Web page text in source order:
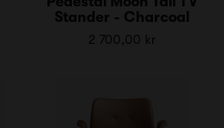
Stander - Charcoal
2 700,00 kr